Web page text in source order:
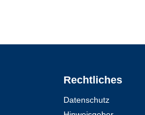
Rechtliches
Datenschutz